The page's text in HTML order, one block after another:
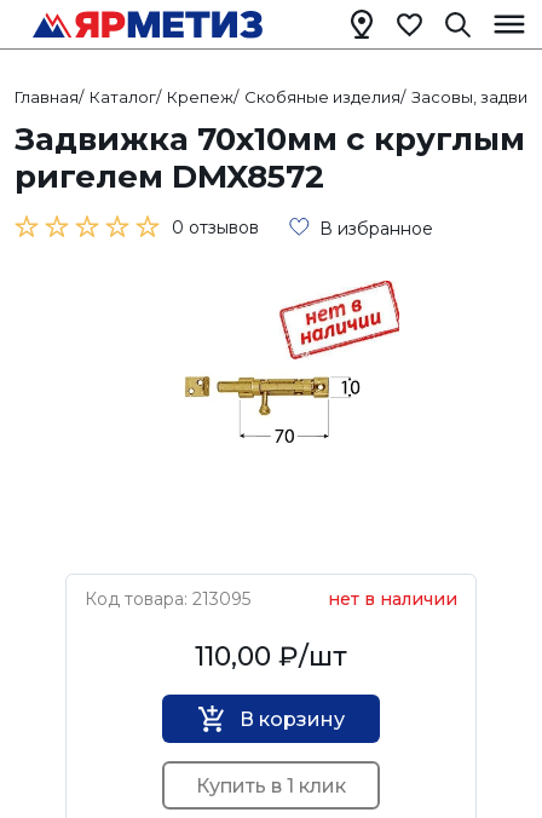
Главная/ Каталог/ Крепеж/ Скобяные изделия/ Засовы,
Задвижка 70х10мм с круглым
ригелем DMX8572
0 отзывов В избранное
Код товара: 213095 нет в наличии
110,00 ₽/шт
В корзину
Купить в 1 клик